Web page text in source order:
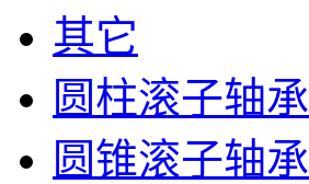
其它
圆柱滚子轴承
圆锥滚子轴承